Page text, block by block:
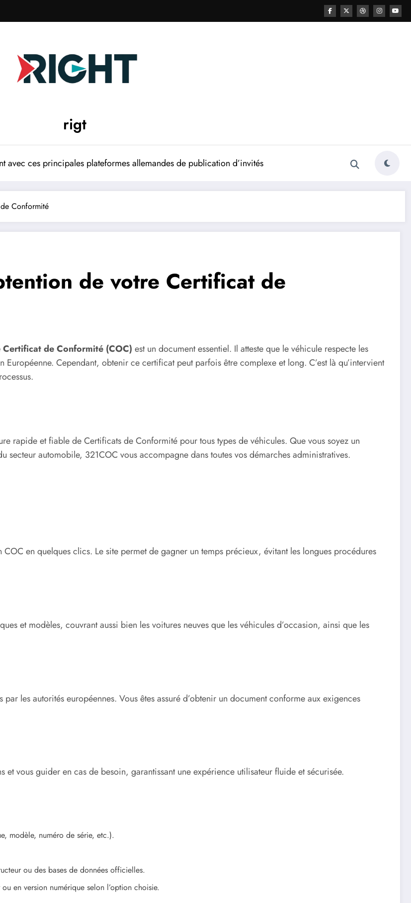
rigt
avec ces principales plateformes allemandes de publication d’invités
Conformité
de votre Certificat de
Certificat de Conformité (COC) est un document essentiel. Il atteste que le véhicule respecte les
Européenne. Cependant, obtenir ce certificat peut parfois être complexe et long. C’est là qu’intervient
rapide et fiable de Certificats de Conformité pour tous types de véhicules. Que vous soyez un
automobile, 321COC vous accompagne dans toutes vos démarches administratives.
en quelques clics. Le site permet de gagner un temps précieux, évitant les longues procédures
et modèles, couvrant aussi bien les voitures neuves que les véhicules d’occasion, ainsi que les
les autorités européennes. Vous êtes assuré d’obtenir un document conforme aux exigences
vous guider en cas de besoin, garantissant une expérience utilisateur fluide et sécurisée.
modèle, numéro de série, etc.).
ou des bases de données officielles.
en version numérique selon l’option choisie.